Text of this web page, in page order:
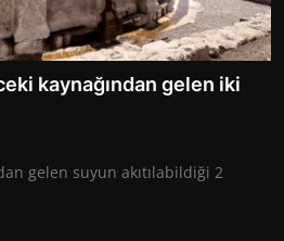
kaynağından gelen iki
gelen suyun akıtılabildiği 2